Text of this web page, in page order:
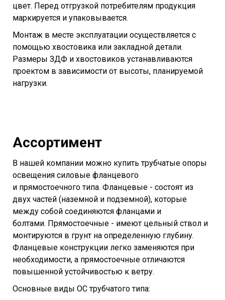
цвет. Перед отгрузкой потребителям продукция
маркируется и упаковывается.
Монтаж в месте эксплуатации осуществляется с
помощью хвостовика или закладной детали.
Размеры ЗДФ и хвостовиков устанавливаются
проектом в зависимости от высоты, планируемой
нагрузки.
Ассортимент
В нашей компании можно купить трубчатые опоры
освещения силовые фланцевого
и прямостоечного типа. Фланцевые - состоят из
двух частей (наземной и подземной), которые
между собой соединяются фланцами и
болтами. Прямостоечные - имеют цельный ствол и
монтируются в грунт на определенную глубину.
Фланцевые конструкции легко заменяются при
необходимости, а прямостоечные отличаются
повышенной устойчивостью к ветру.
Основные виды ОС трубчатого типа: